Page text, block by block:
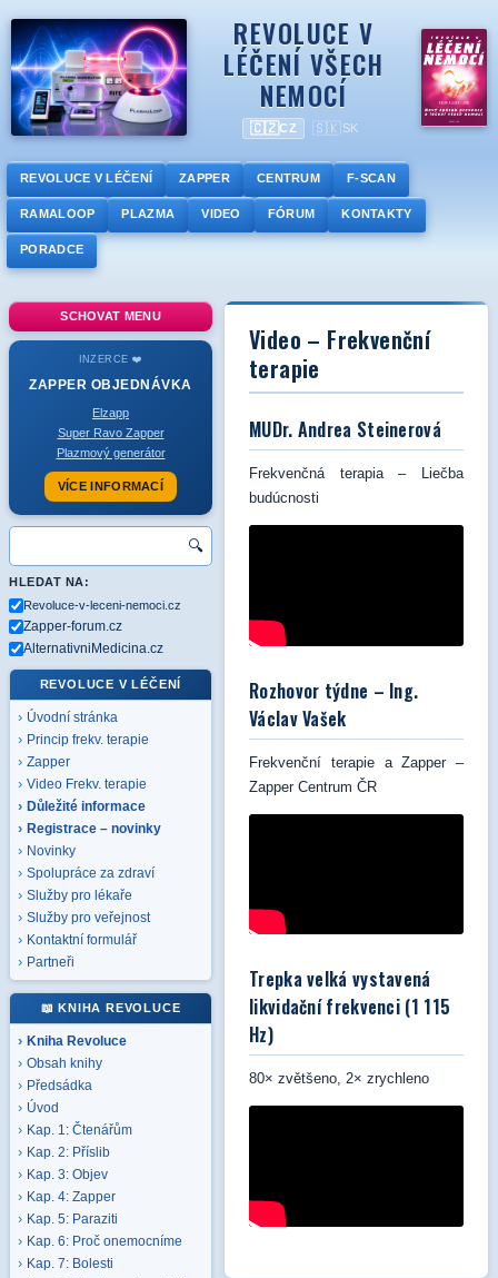
REVOLUCE V
LÉČENÍ VŠECH
NEMOCÍ
🇨🇿CZ 🇸🇰SK
REVOLUCE V LÉČENÍ ZAPPER CENTRUM F-SCAN
RAMALOOP PLAZMA VIDEO FÓRUM KONTAKTY
PORADCE
SCHOVAT MENU
INZERCE ❤️
ZAPPER OBJEDNÁVKA
Elzapp
Super Ravo Zapper
Plazmový generátor
VÍCE INFORMACÍ
🔍
HLEDAT NA:
Revoluce-v-leceni-nemoci.cz
Zapper-forum.cz
AlternativniMedicina.cz
REVOLUCE V LÉČENÍ
Úvodní stránka
Princip frekv. terapie
Zapper
Video Frekv. terapie
Důležité informace
Registrace – novinky
Novinky
Spolupráce za zdraví
Služby pro lékaře
Služby pro veřejnost
Kontaktní formulář
Partneři
📖 KNIHA REVOLUCE
Kniha Revoluce
Obsah knihy
Předsádka
Úvod
Kap. 1: Čtenářům
Kap. 2: Příslib
Kap. 3: Objev
Kap. 4: Zapper
Kap. 5: Paraziti
Kap. 6: Proč onemocníme
Kap. 7: Bolesti
Video – Frekvenční
terapie
MUDr. Andrea Steinerová
Frekvenčná terapia – Liečba
budúcnosti
Rozhovor týdne – Ing.
Václav Vašek
Frekvenční terapie a Zapper –
Zapper Centrum ČR
Trepka velká vystavená
likvidační frekvenci (1 115
Hz)
80× zvětšeno, 2× zrychleno